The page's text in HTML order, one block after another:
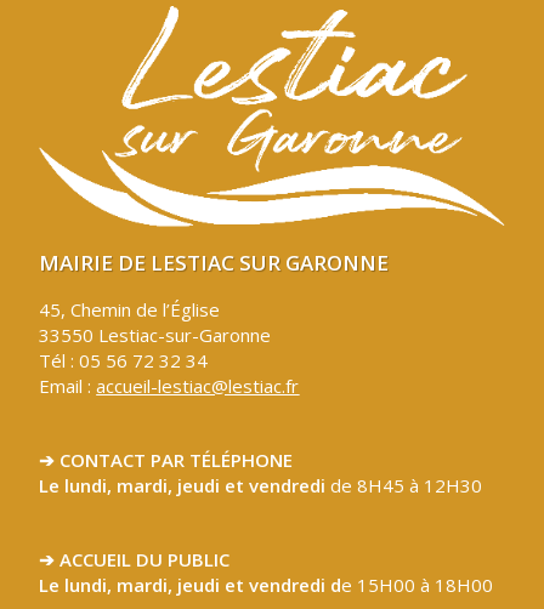
MAIRIE DE LESTIAC SUR GARONNE
45, Chemin de l’Église
33550 Lestiac-sur-Garonne
Tél : 05 56 72 32 34
Email :accueil-lestiac@lestiac.fr
➔ CONTACT PAR TÉLÉPHONE
Le lundi, mardi, jeudi et vendredide 8H45 à 12H30
➔ ACCUEIL DU PUBLIC
Le lundi, mardi, jeudi et vendredi de 15H00 à 18H00